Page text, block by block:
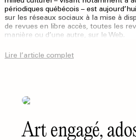
périodiques québécois – est
sur les réseaux sociaux à la mise à
de revues en libre accès, toutes les
manière ou d’une autre, sur le Web.
Lire l’article complet
Art engagé,